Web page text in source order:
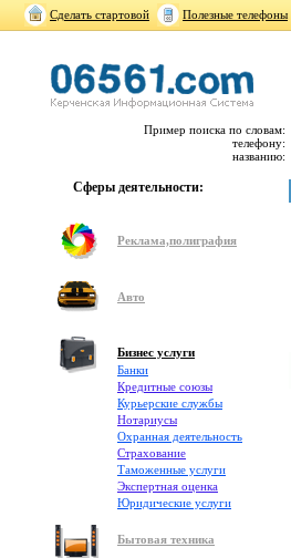
Сделать стартовой Полезные телефоны
Пример поиска по словам:
телефону:
названию:
Сферы деятельности:
Реклама,полиграфия
Авто
Бизнес услуги
Банки
Кредитные союзы
Курьерские службы
Нотариусы
Охранная деятельность
Страхование
Таможенные услуги
Экспертная оценка
Юридические услуги
Бытовая техника